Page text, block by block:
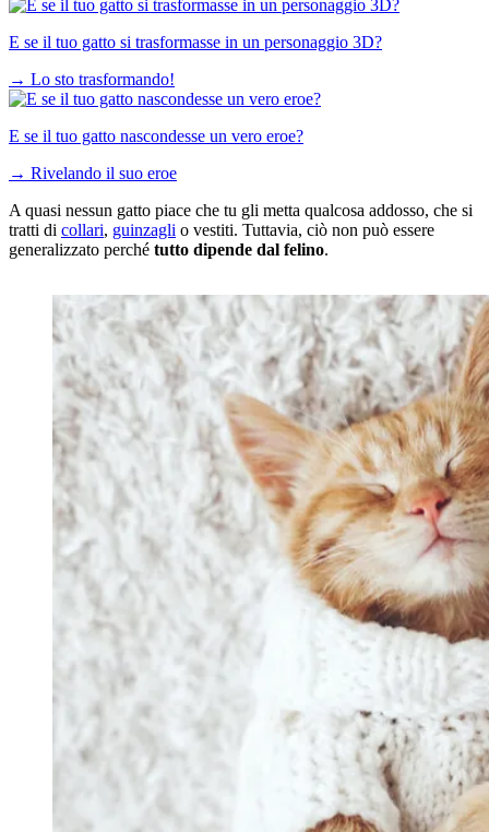
E se il tuo gatto si trasformasse in un personaggio 3D?
→ Lo sto trasformando!
E se il tuo gatto nascondesse un vero eroe?
→ Rivelando il suo eroe
A quasi nessun gatto piace che tu gli metta qualcosa addosso, che si
tratti di collari, guinzagli o vestiti. Tuttavia, ciò non può essere
generalizzato perché tutto dipende dal felino.